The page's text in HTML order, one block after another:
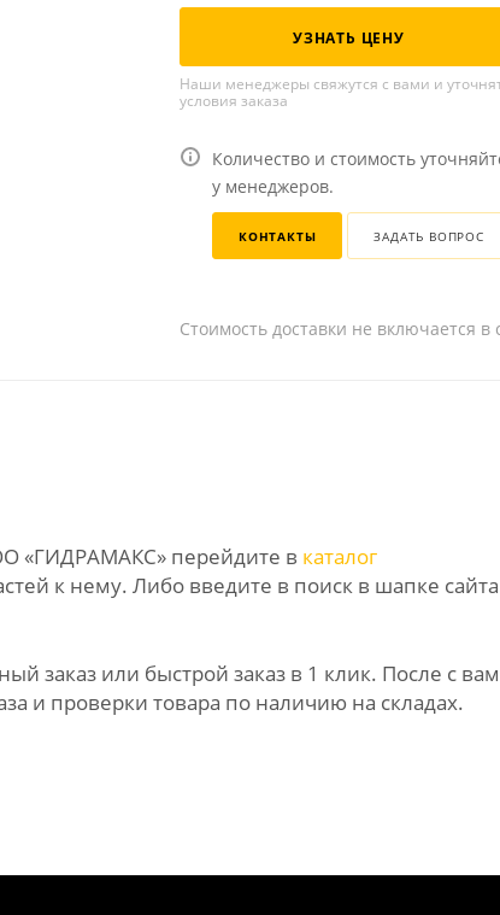
УЗНАТЬ ЦЕНУ
Наши менеджеры свяжутся с вами и
условия заказа
Количество и стоимость
у менеджеров.
КОНТАКТЫ ЗАДАТЬ ВОПРОС
Стоимость доставки не включается в
«ГИДРАМАКС» перейдите в каталог
к нему. Либо введите в поиск в шапке сайта
заказ или быстрой заказ в 1 клик. После с
и проверки товара по наличию на складах.